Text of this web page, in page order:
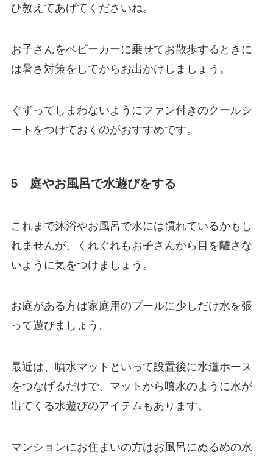
ひ教えてあげてくださいね。
お子さんをベビーカーに乗せてお散歩するときに
は暑さ対策をしてからお出かけしましょう。
ぐずってしまわないようにファン付きのクールシ
ートをつけておくのがおすすめです。
5 庭やお風呂で水遊びをする
これまで沐浴やお風呂で水には慣れているかもし
れませんが、くれぐれもお子さんから目を離さな
いように気をつけましょう。
お庭がある方は家庭用のプールに少しだけ水を張
って遊びましょう。
最近は、噴水マットといって設置後に水道ホース
をつなげるだけで、マットから噴水のように水が
出てくる水遊びのアイテムもあります。
マンションにお住まいの方はお風呂にぬるめの水